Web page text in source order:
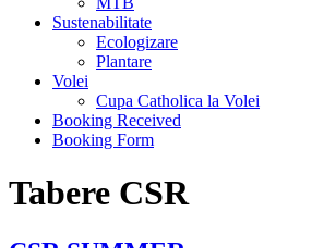
Sustenabilitate
Ecologizare
Plantare
Volei
Cupa Catholica la Volei
Booking Received
Booking Form
Tabere CSR